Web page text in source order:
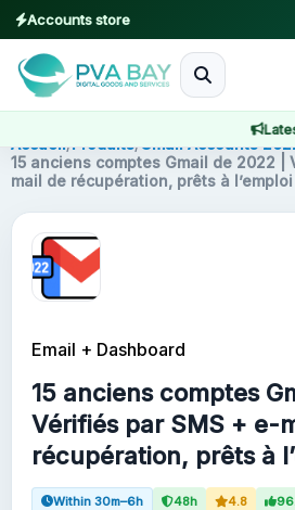
Accounts store
Latest
MENU
Produits
Blog
About
2FA
FAQ
Contact
Accueil/Produits/ Gmail Accounts
15 anciens comptes Gmail de 2022 |
mail de récupération, prêts à l’emploi
Email + Dashboard
15 anciens comptes
Vérifiés par SMS + e-
récupération, prêts à
Within 30m–6h 48h 4.8